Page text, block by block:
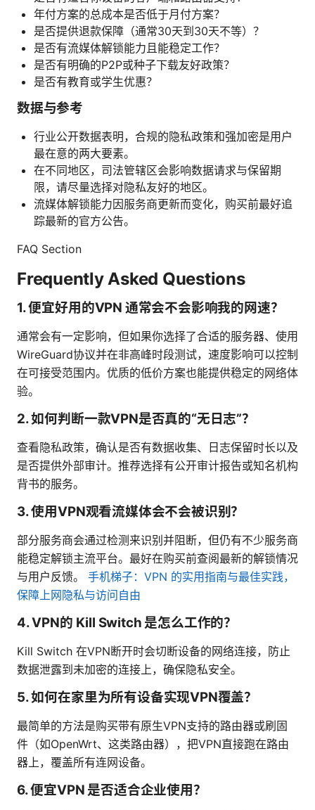
年付方案的总成本是否低于月付方案？
是否提供退款保障（通常30天到30天不等）？
是否有流媒体解锁能力且能稳定工作？
是否有明确的P2P或种子下载友好政策？
是否有教育或学生优惠？
数据与参考
行业公开数据表明，合规的隐私政策和强加密是用户
最在意的两大要素。
在不同地区，司法管辖区会影响数据请求与保留期
限，请尽量选择对隐私友好的地区。
流媒体解锁能力因服务商更新而变化，购买前最好追
踪最新的官方公告。
FAQ Section
Frequently Asked Questions
1. 便宜好用的VPN 通常会不会影响我的网速？
通常会有一定影响，但如果你选择了合适的服务器、使用
WireGuard协议并在非高峰时段测试，速度影响可以控制
在可接受范围内。优质的低价方案也能提供稳定的网络体
验。
2. 如何判断一款VPN是否真的“无日志”？
查看隐私政策，确认是否有数据收集、日志保留时长以及
是否提供外部审计。推荐选择有公开审计报告或知名机构
背书的服务。
3. 使用VPN观看流媒体会不会被识别？
部分服务商会通过检测来识别并阻断，但仍有不少服务商
能稳定解锁主流平台。最好在购买前查阅最新的解锁情况
与用户反馈。 手机梯子：VPN 的实用指南与最佳实践，
保障上网隐私与访问自由
4. VPN的 Kill Switch 是怎么工作的？
Kill Switch 在VPN断开时会切断设备的网络连接，防止
数据泄露到未加密的连接上，确保隐私安全。
5. 如何在家里为所有设备实现VPN覆盖？
最简单的方法是购买带有原生VPN支持的路由器或刷固
件（如OpenWrt、这类路由器），把VPN直接跑在路由
器上，覆盖所有连网设备。
6. 便宜VPN 是否适合企业使用？